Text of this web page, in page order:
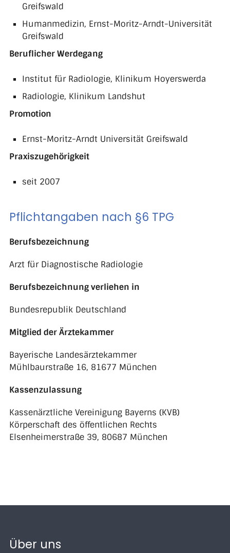
Greifswald
Humanmedizin, Ernst-Moritz-Arndt-Universität
Greifswald
Beruflicher Werdegang
Institut für Radiologie, Klinikum Hoyerswerda
Radiologie, Klinikum Landshut
Promotion
Ernst-Moritz-Arndt Universität Greifswald
Praxiszugehörigkeit
seit 2007
Pflichtangaben nach §6 TPG
Berufsbezeichnung
Arzt für Diagnostische Radiologie
Berufsbezeichnung verliehen in
Bundesrepublik Deutschland
Mitglied der Ärztekammer
Bayerische Landesärztekammer
Mühlbaurstraße 16, 81677 München
Kassenzulassung
Kassenärztliche Vereinigung Bayerns (KVB)
Körperschaft des öffentlichen Rechts
Elsenheimerstraße 39, 80687 München
Über uns